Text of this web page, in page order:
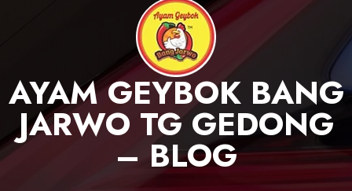
AYAM GEYBOK BANG
JARWO TG GEDONG
– BLOG